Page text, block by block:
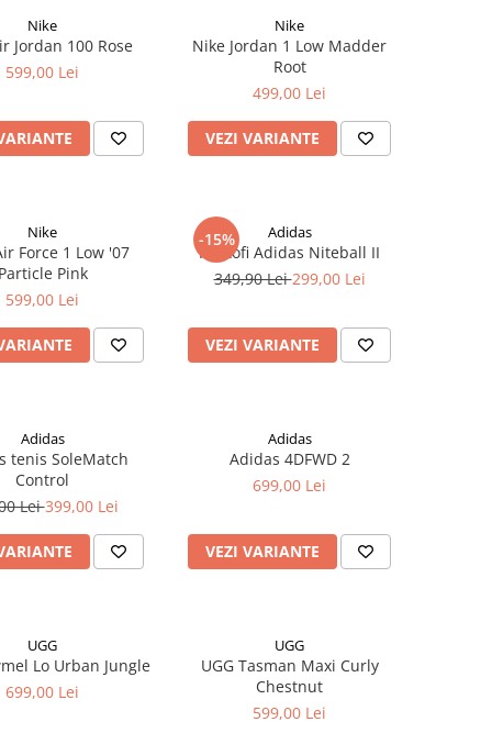
Nike
Jordan 100 Rose
599,00 Lei
Nike
Nike Jordan 1 Low Madder
Root
499,00 Lei
VEZI VARIANTE
Nike
Force 1 Low '07
Pink
599,00 Lei
-15% Adidas
Pantofi Adidas Niteball II
349,90 Lei299,00 Lei
VEZI VARIANTE
Adidas
tenis SoleMatch
Control
Lei399,00 Lei
Adidas
Adidas 4DFWD 2
699,00 Lei
VEZI VARIANTE
UGG
Lo Urban Jungle
699,00 Lei
UGG
UGG Tasman Maxi Curly
Chestnut
599,00 Lei